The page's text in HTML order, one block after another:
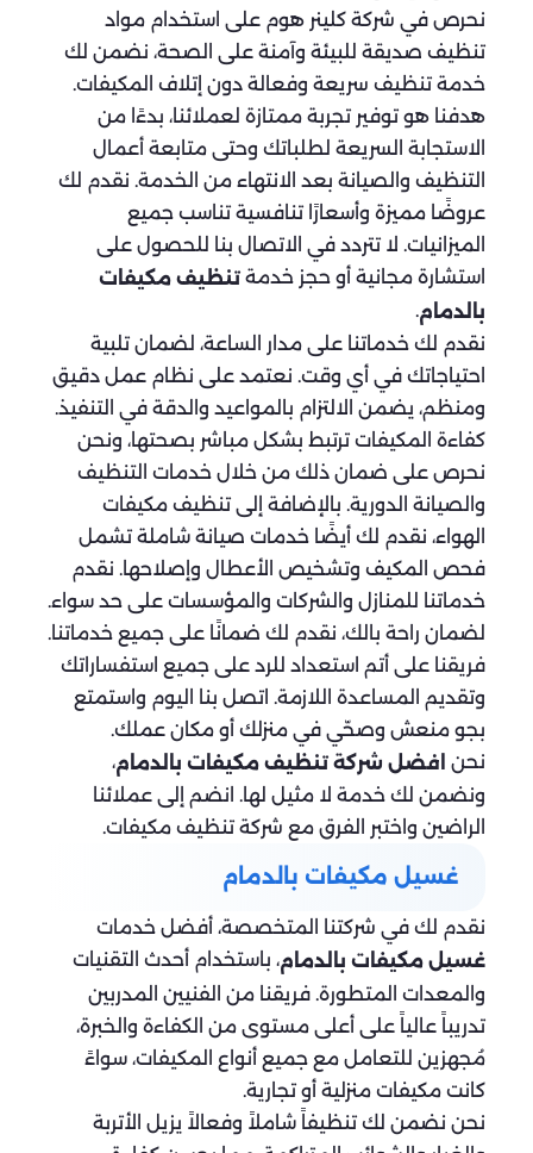
نحرص في شركة كلينر هوم على استخدام مواد
تنظيف صديقة للبيئة وآمنة على الصحة، نضمن لك
خدمة تنظيف سريعة وفعالة دون إتلاف المكيفات.
هدفنا هو توفير تجربة ممتازة لعملائنا، بدءًا من
الاستجابة السريعة لطلباتك وحتى متابعة أعمال
التنظيف والصيانة بعد الانتهاء من الخدمة. نقدم لك
عروضًا مميزة وأسعارًا تنافسية تناسب جميع
الميزانيات. لا تتردد في الاتصال بنا للحصول على
استشارة مجانية أو حجز خدمة تنظيف مكيفات
بالدمام.
نقدم لك خدماتنا على مدار الساعة، لضمان تلبية
احتياجاتك في أي وقت. نعتمد على نظام عمل دقيق
ومنظم، يضمن الالتزام بالمواعيد والدقة في التنفيذ.
كفاءة المكيفات ترتبط بشكل مباشر بصحتها، ونحن
نحرص على ضمان ذلك من خلال خدمات التنظيف
والصيانة الدورية. بالإضافة إلى تنظيف مكيفات
الهواء، نقدم لك أيضًا خدمات صيانة شاملة تشمل
فحص المكيف وتشخيص الأعطال وإصلاحها. نقدم
خدماتنا للمنازل والشركات والمؤسسات على حد سواء.
لضمان راحة بالك، نقدم لك ضمانًا على جميع خدماتنا.
فريقنا على أتم استعداد للرد على جميع استفساراتك
وتقديم المساعدة اللازمة. اتصل بنا اليوم واستمتع
بجو منعش وصحّي في منزلك أو مكان عملك.
نحن افضل شركة تنظيف مكيفات بالدمام،
ونضمن لك خدمة لا مثيل لها. انضم إلى عملائنا
الراضين واختبر الفرق مع شركة تنظيف مكيفات.
غسيل مكيفات بالدمام
نقدم لك في شركتنا المتخصصة، أفضل خدمات
غسيل مكيفات بالدمام، باستخدام أحدث التقنيات
والمعدات المتطورة. فريقنا من الفنيين المدربين
تدريباً عالياً على أعلى مستوى من الكفاءة والخبرة،
مُجهزين للتعامل مع جميع أنواع المكيفات، سواءً
كانت مكيفات منزلية أو تجارية.
نحن نضمن لك تنظيفاً شاملاً وفعالاً يزيل الأتربة